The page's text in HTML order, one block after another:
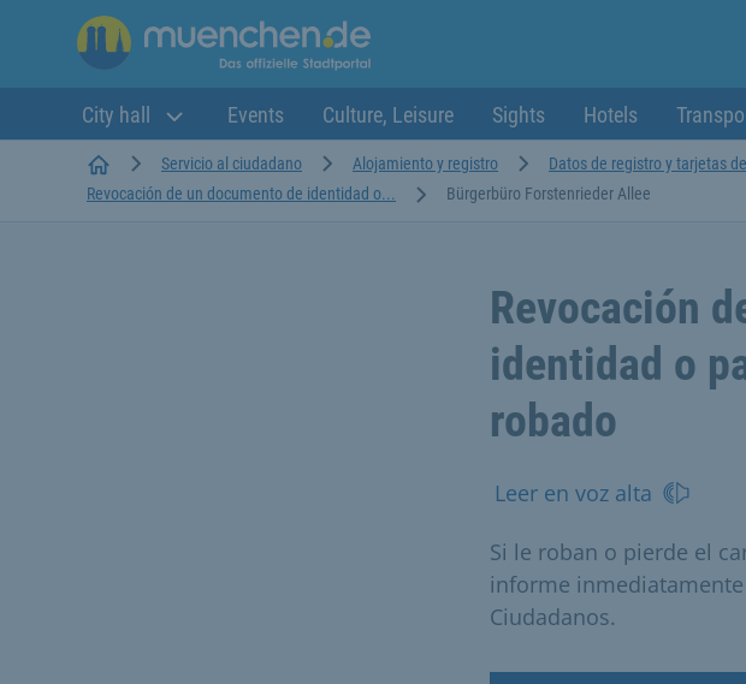
City hall Events Culture, Leisure Sights Hotels
StartseiteServicio al ciudadano Alojamiento y registro Datos de registro y tarjetas
Revocación de un documento de identidad o...
Bürgerbüro Forstenrieder Allee
Revocación
identidad o
robado
Leer en voz alta
Si le roban o pierde el
informe
Ciudadanos.